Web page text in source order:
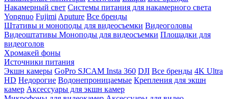
Накамерный свет Системы питания для накамерного света
Yongnuo Fujimi Aputure Все бренды
Штативы и моноподы для видеосъемки Видеоголовы
Видеоштативы Моноподы для видеосъемки Площадки для
видеоголов
Хромакей фоны
Источники питания
Экшн камеры GoPro SJCAM Insta 360 DJI Все бренды 4K Ultra
HD Недорогие Водонепроницаемые Крепления для экшн
камер Аксессуары для экшн камер